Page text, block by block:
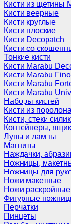
Кисти из щетины
Кисти веерные
Кисти круглые
Кисти плоские
Кисти Decopatch
Кисти со
Тонкие кисти
Кисти Marabu
Кисти Marabu
Кисти Marabu
Кисти Marabu
Наборы кистей
Кисти из
Кисти, стеки
Контейнеры,
Лупы и лампы
Магниты
Наждачки,
Ножницы,
Ножницы для
Ножи макетные
Ножи
Фигурные
Перчатки
Пинцеты